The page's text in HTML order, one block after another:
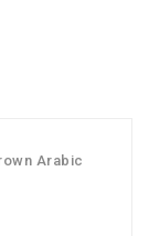
Arabic